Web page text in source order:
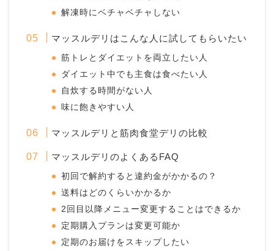
解凍時にベチャベチャしない
マッスルデリはこんな人に試してもらいたい
筋トレとダイエットを両立したい人
ダイエット中でも主食は食べたい人
自炊する時間がない人
味に飽きやすい人
マッスルデリと筋肉食堂デリの比較
マッスルデリのよくあるFAQ
初回で解約すると違約金がかかるの？
送料はどのくらいかかるか
2回目以降メニュー変更することはできるか
定期購入プランは変更可能か
定期のお届けをスキップしたい